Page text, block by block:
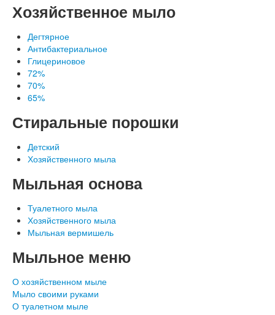
Хозяйственное мыло
Дегтярное
Антибактериальное
Глицериновое
72%
70%
65%
Стиральные порошки
Детский
Хозяйственного мыла
Мыльная основа
Туалетного мыла
Хозяйственного мыла
Мыльная вермишель
Мыльное меню
О хозяйственном мыле
Мыло своими руками
О туалетном мыле